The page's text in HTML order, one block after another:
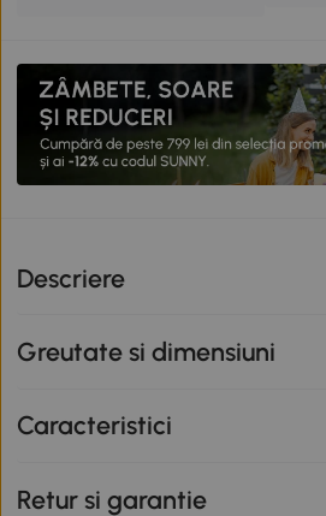
Descriere
Greutate si dimensiuni
Caracteristici
Retur si garantie